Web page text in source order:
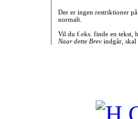
Der er ingen restriktioner
normalt.
Vil du f.eks. finde en tekst,
Naar dette Brevindgår, skal